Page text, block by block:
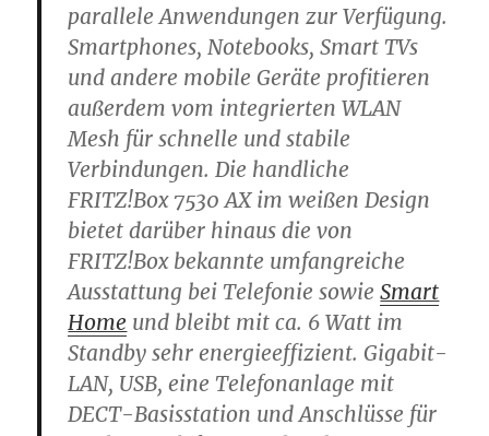
parallele Anwendungen zur Verfügung.
Smartphones, Notebooks, Smart TVs
und andere mobile Geräte profitieren
außerdem vom integrierten WLAN
Mesh für schnelle und stabile
Verbindungen. Die handliche
FRITZ!Box 7530 AX im weißen Design
bietet darüber hinaus die von
FRITZ!Box bekannte umfangreiche
Ausstattung bei Telefonie sowieSmart
Home und bleibt mit ca. 6 Watt im
Standby sehr energieeffizient. Gigabit-
LAN, USB, eine Telefonanlage mit
DECT-Basisstation und Anschlüsse für